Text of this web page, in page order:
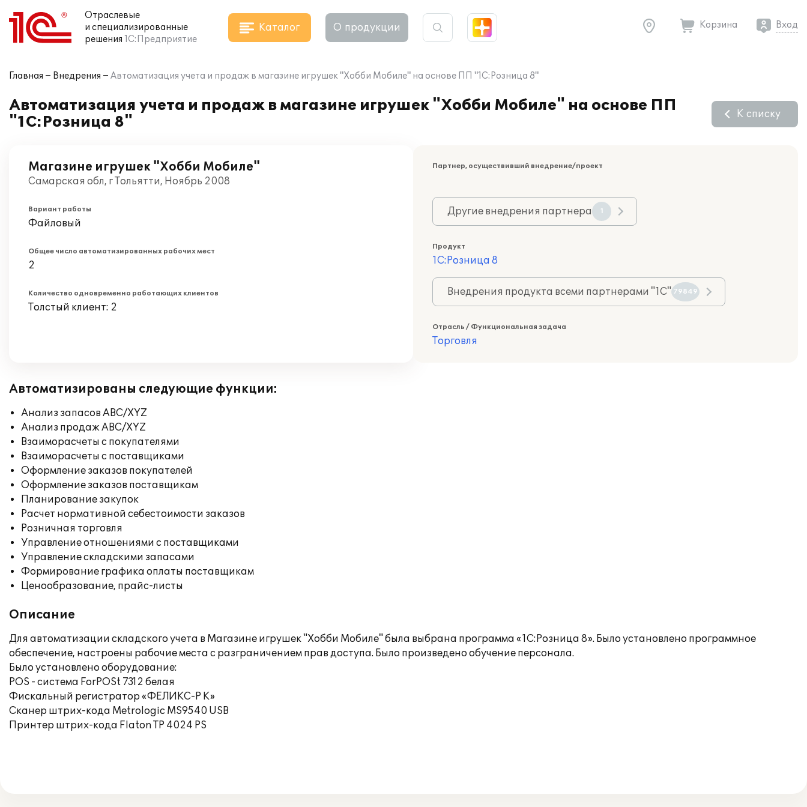
Отраслевые
и специализированные
решения 1С:Предприятие
Каталог О продукции Корзина Вход
Главная Внедрения Автоматизация учета и продаж в магазине игрушек "Хобби Мобиле" на основе ПП "1С:Розница 8"
Автоматизация учета и продаж в магазине игрушек "Хобби Мобиле" на основе ПП
"1С:Розница 8"
К списку
Магазине игрушек "Хобби Мобиле"
Самарская обл, г Тольятти, Ноябрь 2008
Вариант работы
Файловый
Общее число автоматизированных рабочих мест
2
Количество одновременно работающих клиентов
Толстый клиент: 2
Партнер, осуществивший внедрение/проект
Другие внедрения партнера 1
Продукт
1С:Розница 8
Внедрения продукта всеми партнерами "1С" 79849
Отрасль / Функциональная задача
Торговля
Автоматизированы следующие функции:
Анализ запасов ABC/XYZ
Анализ продаж ABC/XYZ
Взаиморасчеты с покупателями
Взаиморасчеты с поставщиками
Оформление заказов покупателей
Оформление заказов поставщикам
Планирование закупок
Расчет нормативной себестоимости заказов
Розничная торговля
Управление отношениями с поставщиками
Управление складскими запасами
Формирование графика оплаты поставщикам
Ценообразование, прайс-листы
Описание
Для автоматизации складского учета в Магазине игрушек "Хобби Мобиле" была выбрана программа «1С:Розница 8». Было установлено программное
обеспечение, настроены рабочие места с разграничением прав доступа. Было произведено обучение персонала.
Было установлено оборудование:
POS - система ForPOSt 7312 белая
Фискальный регистратор «ФЕЛИКС-Р К»
Сканер штрих-кода Metrologic MS9540 USB
Принтер штрих-кода Flaton TP 4024 PS